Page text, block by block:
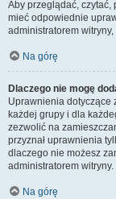
Aby przeglądać,
mieć odpowiednie
administratorem
Na górę
Dlaczego nie mogę
Uprawnienia dotyczące
każdej grupy i dla
zezwolić na
przyznał uprawnienia
dlaczego nie możesz
administratorem witryny.
Na górę